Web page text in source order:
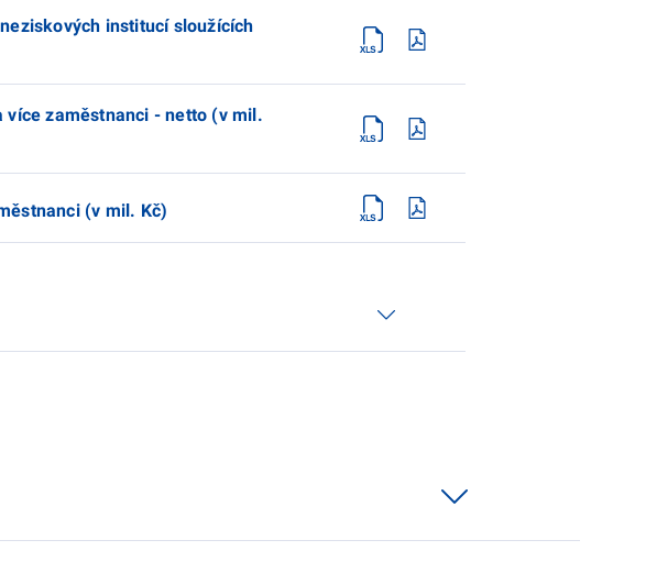
institucí sloužících
zaměstnanci - netto (v mil.
(v mil. Kč)